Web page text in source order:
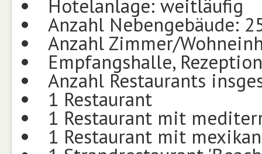
Hotelanlage: weitläufig
Anzahl Nebengebäude:
Anzahl Zimmer/
Empfangshalle,
Anzahl Restaurants
1 Restaurant
1 Restaurant mit
1 Restaurant mit